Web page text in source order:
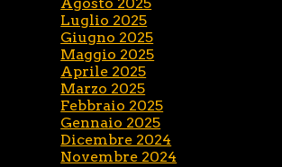
Luglio 2025
Giugno 2025
Maggio 2025
Aprile 2025
Marzo 2025
Febbraio 2025
Gennaio 2025
Dicembre 2024
Novembre 2024